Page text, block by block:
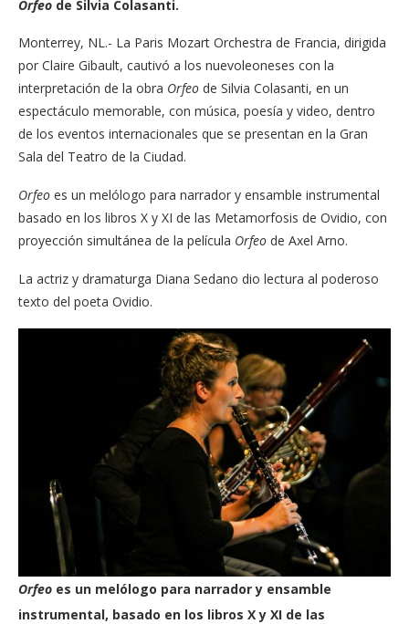
Orfeo de Silvia Colasanti.
Monterrey, NL.- La Paris Mozart Orchestra de Francia, dirigida
por Claire Gibault, cautivó a los nuevoleoneses con la
interpretación de la obra Orfeo de Silvia Colasanti, en un
espectáculo memorable, con música, poesía y video, dentro
de los eventos internacionales que se presentan en la Gran
Sala del Teatro de la Ciudad.
Orfeo es un melólogo para narrador y ensamble instrumental
basado en los libros X y XI de las Metamorfosis de Ovidio, con
proyección simultánea de la película Orfeo de Axel Arno.
La actriz y dramaturga Diana Sedano dio lectura al poderoso
texto del poeta Ovidio.
Orfeo es un melólogo para narrador y ensamble
instrumental, basado en los libros X y XI de las